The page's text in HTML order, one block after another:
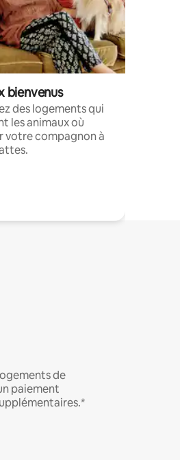
bienvenus
des logements qui
les animaux où
votre compagnon à
de
paiement